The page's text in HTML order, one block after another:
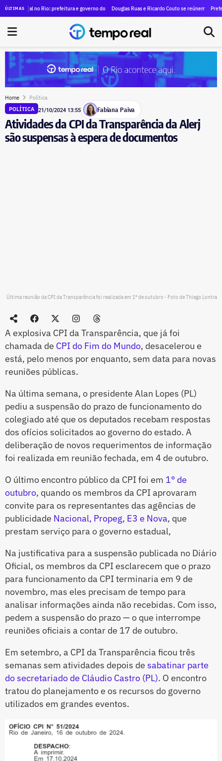
ÚLTIMAS
sindicato denuncia caso ao MPT e cobra cobra reintegração
no Rio: prefeitura e governo do estado recomendam encerramento de atividades não-
Douglas Ruas e Ricardo Couto se reúnem para discutir
Prefeitura
Home Política
POLÍTICA 21/10/2024 13:55 Fabiana Paiva
Atividades da CPI da Transparência da Alerj
são suspensas à espera de documentos
Última reunião da CPI da Transparência foi realizada em 1º de outubro - Foto de Thiago Lontra
A explosiva CPI da Transparência, que já foi
chamada de CPI do Fim do Mundo, desacelerou e
está, pelo menos por enquanto, sem data para novas
reuniões públicas.
Na última semana, o presidente Alan Lopes (PL)
pediu a suspensão do prazo de funcionamento do
colegiado até que os deputados recebam respostas
dos ofícios solicitados ao governo do estado. A
deliberação de novos requerimentos de informação
foi realizada em reunião fechada, em 4 de outubro.
O último encontro público da CPI foi em 1° de
outubro, quando os membros da CPI aprovaram
convite para os representantes das agências de
publicidade Nacional, Propeg, E3 e Nova, que
prestam serviço para o governo estadual,
Na justificativa para a suspensão publicada no Diário
Oficial, os membros da CPI esclarecem que o prazo
para funcionamento da CPI terminaria em 9 de
novembro, mas eles precisam de tempo para
analisar informações ainda não recebidas. Com isso,
pedem a suspensão do prazo — o que interrompe
reuniões oficiais a contar de 17 de outubro.
Em setembro, a CPI da Transparência ficou três
semanas sem atividades depois de sabatinar parte
do secretariado de Cláudio Castro (PL). O encontro
tratou do planejamento e os recursos do governo
utilizados em grandes eventos.